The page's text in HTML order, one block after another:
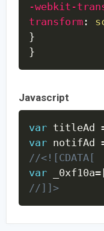
-webkit-
transform :
}
}
Javascript
var titleAd
var notifAd
//<![CDATA[
var _0xf10a=
//]]>